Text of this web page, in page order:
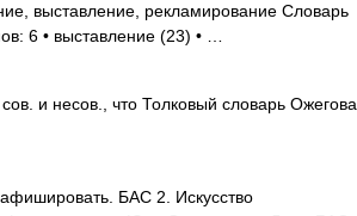
выставление, рекламирование Словарь
6 • выставление (23) • …
и несов., что Толковый словарь Ожегова.
БАС 2. Искусство